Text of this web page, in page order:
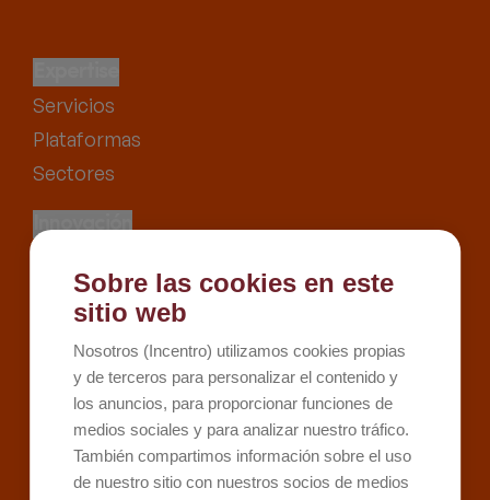
Servicios
Plataformas
Sectores
Innovación
Recursos
Kit Digital
Kit Consulting
Sobre Incentro
Conócenos
Careers
Sobre las cookies en este
sitio web
Nosotros (Incentro) utilizamos cookies propias
y de terceros para personalizar el contenido y
los anuncios, para proporcionar funciones de
medios sociales y para analizar nuestro tráfico.
También compartimos información sobre el uso
de nuestro sitio con nuestros socios de medios